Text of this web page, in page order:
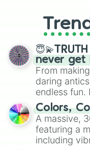
never get
From
daring
endless fun.
discover
ready for a
Colors,
A massive,
featuring a
including